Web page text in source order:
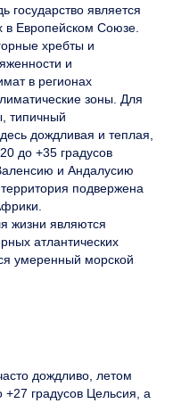
государство является
в Европейском Союзе.
хребты и
и
в регионах
зоны. Для
типичный
дождливая и теплая,
до +35 градусов
и Андалусию
подвержена
жизни являются
атлантических
умеренный морской
дождливо, летом
+27 градусов Цельсия, а